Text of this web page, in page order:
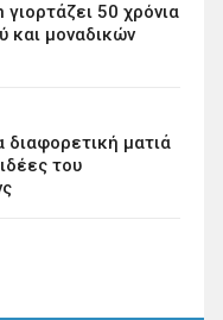
50 χρόνια
και μοναδικών
ματιά
του